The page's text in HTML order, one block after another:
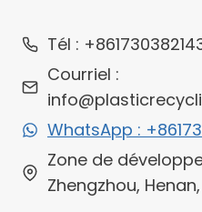
Tél :
Courriel :
WhatsApp :
Zone de
Zhengzhou,